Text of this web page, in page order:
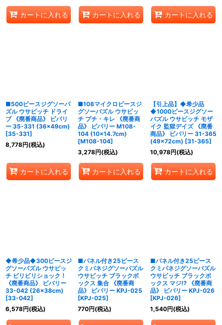
カートに入れる カートに入れる カートに入れる
■500ピースジグソーパ
ズル ウサビッチ ドライ
ブ 《廃番商品》 ビバリ
ー 35-331 (36×49cm)
[35-331]
8,778円(税込)
カートに入れる
■108マイクロピースジ
グソーパズル ウサビッ
チ プチ・キレ 《廃番商
品》 ビバリー M108-
104 (10×14.7cm)
[M108-104]
3,278円(税込)
カートに入れる
【引上品】◆希少品
◆1000ピースジグソー
パズル ウサビッチ モザ
イク 監獄デイズ 《廃番
商品》 ビバリー 31-365
(49×72cm) [31-365]
10,978円(税込)
カートに入れる
◆希少品◆300ピースジ
グソーパズル ウサビッ
チ ビリビリショック！
《廃番商品》 ビバリー
33-042 (26×38cm)
[33-042]
6,578円(税込)
■パネル付き25ピース
クミパネジグソーパズル
ウサビッチ ブラックボ
ックス 集合 《廃番商
品》 ビバリー KPJ-025
[KPJ-025]
770円(税込)
■パネル付き25ピース
クミパネジグソーパズル
ウサビッチ ブラックボ
ックス マジ!? 《廃番商
品》 ビバリー KPJ-026
[KPJ-026]
1,540円(税込)